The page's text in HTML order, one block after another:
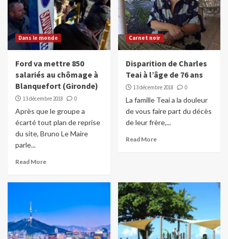
Dans le monde
Ford va mettre 850
salariés au chômage à
Blanquefort (Gironde)
13 décembre 2018 0
Après que le groupe a
écarté tout plan de reprise
du site, Bruno Le Maire
parle...
Read More
Carnet noir
Disparition de Charles
Teai à l’âge de 76 ans
13 décembre 2018 0
La famille Teai a la douleur
de vous faire part du décès
de leur frère,...
Read More